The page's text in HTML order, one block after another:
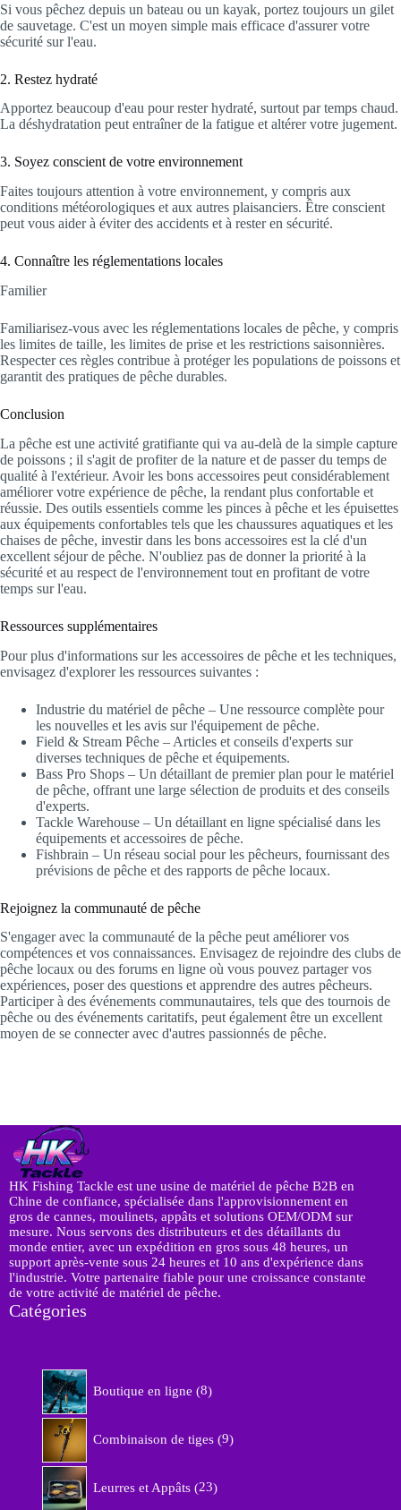
Si vous pêchez depuis un bateau ou un kayak, portez toujours un gilet
de sauvetage. C'est un moyen simple mais efficace d'assurer votre
sécurité sur l'eau.
2. Restez hydraté
Apportez beaucoup d'eau pour rester hydraté, surtout par temps chaud.
La déshydratation peut entraîner de la fatigue et altérer votre jugement.
3. Soyez conscient de votre environnement
Faites toujours attention à votre environnement, y compris aux
conditions météorologiques et aux autres plaisanciers. Être conscient
peut vous aider à éviter des accidents et à rester en sécurité.
4. Connaître les réglementations locales
Familier
Familiarisez-vous avec les réglementations locales de pêche, y compris
les limites de taille, les limites de prise et les restrictions saisonnières.
Respecter ces règles contribue à protéger les populations de poissons et
garantit des pratiques de pêche durables.
Conclusion
La pêche est une activité gratifiante qui va au-delà de la simple capture
de poissons ; il s'agit de profiter de la nature et de passer du temps de
qualité à l'extérieur. Avoir les bons accessoires peut considérablement
améliorer votre expérience de pêche, la rendant plus confortable et
réussie. Des outils essentiels comme les pinces à pêche et les épuisettes
aux équipements confortables tels que les chaussures aquatiques et les
chaises de pêche, investir dans les bons accessoires est la clé d'un
excellent séjour de pêche. N'oubliez pas de donner la priorité à la
sécurité et au respect de l'environnement tout en profitant de votre
temps sur l'eau.
Ressources supplémentaires
Pour plus d'informations sur les accessoires de pêche et les techniques,
envisagez d'explorer les ressources suivantes :
Industrie du matériel de pêche – Une ressource complète pour
les nouvelles et les avis sur l'équipement de pêche.
Field & Stream Pêche – Articles et conseils d'experts sur
diverses techniques de pêche et équipements.
Bass Pro Shops – Un détaillant de premier plan pour le matériel
de pêche, offrant une large sélection de produits et des conseils
d'experts.
Tackle Warehouse – Un détaillant en ligne spécialisé dans les
équipements et accessoires de pêche.
Fishbrain – Un réseau social pour les pêcheurs, fournissant des
prévisions de pêche et des rapports de pêche locaux.
Rejoignez la communauté de pêche
S'engager avec la communauté de la pêche peut améliorer vos
compétences et vos connaissances. Envisagez de rejoindre des clubs de
pêche locaux ou des forums en ligne où vous pouvez partager vos
expériences, poser des questions et apprendre des autres pêcheurs.
Participer à des événements communautaires, tels que des tournois de
pêche ou des événements caritatifs, peut également être un excellent
moyen de se connecter avec d'autres passionnés de pêche.
HK Fishing Tackle est une usine de matériel de pêche B2B en
Chine de confiance, spécialisée dans l'approvisionnement en
gros de cannes, moulinets, appâts et solutions OEM/ODM sur
mesure. Nous servons des distributeurs et des détaillants du
monde entier, avec un expédition en gros sous 48 heures, un
support après-vente sous 24 heures et 10 ans d'expérience dans
l'industrie. Votre partenaire fiable pour une croissance constante
de votre activité de matériel de pêche.
Catégories
Boutique en ligne 8p
o
i
Combinaison de tiges 9p
Leurres et Appâts 233